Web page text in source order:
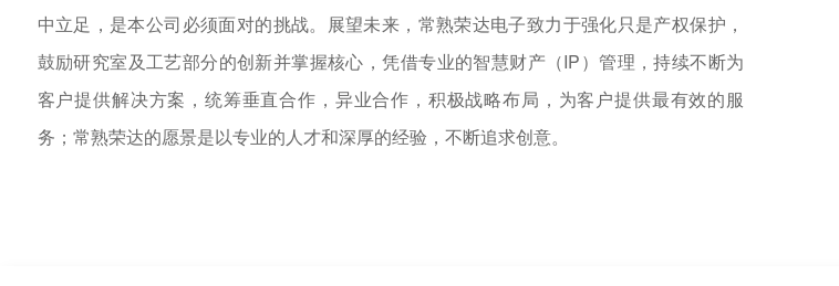
中立足，是本公司必须面对的挑战。展望未来，常熟荣达电子致力于强化只是产权保护，
鼓励研究室及工艺部分的创新并掌握核心，凭借专业的智慧财产（IP）管理，持续不断为
客户提供解决方案，统筹垂直合作，异业合作，积极战略布局，为客户提供最有效的服
务；常熟荣达的愿景是以专业的人才和深厚的经验，不断追求创意。